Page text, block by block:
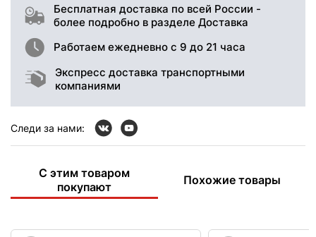
Бесплатная доставка по всей России -
более подробно в разделе Доставка
Работаем ежедневно с 9 до 21 часа
Экспресс доставка транспортными
компаниями
Следи за нами:
С этим товаром
покупают
Похожие товары